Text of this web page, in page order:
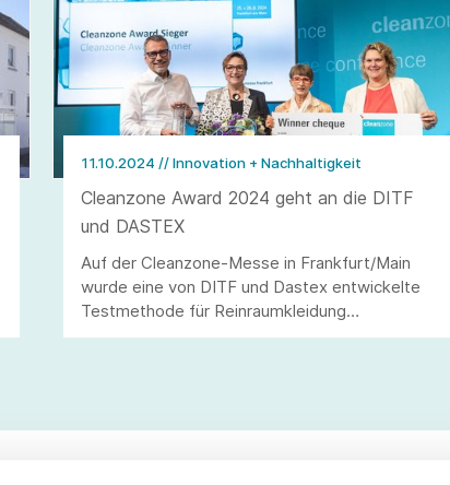
11.10.2024 // Innovation + Nachhaltigkeit
Cleanzone Award 2024 geht an die DITF
und DASTEX
Auf der Cleanzone-Messe in Frankfurt/Main
wurde eine von DITF und Dastex entwickelte
Testmethode für Reinraumkleidung
ausgezeichnet - die ReBa2.